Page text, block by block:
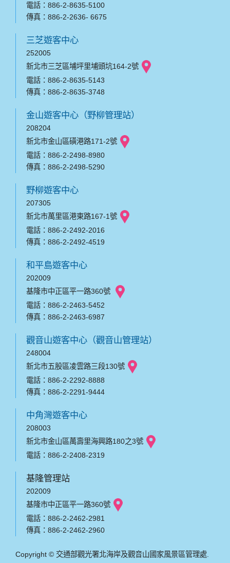
電話：886-2-8635-5100
傳真：886-2-2636- 6675
三芝遊客中心
252005
新北市三芝區埔坪里埔頭坑164-2號
電話：886-2-8635-5143
傳真：886-2-8635-3748
金山遊客中心（野柳管理站）
208204
新北市金山區磺港路171-2號
電話：886-2-2498-8980
傳真：886-2-2498-5290
野柳遊客中心
207305
新北市萬里區港東路167-1號
電話：886-2-2492-2016
傳真：886-2-2492-4519
和平島遊客中心
202009
基隆市中正區平一路360號
電話：886-2-2463-5452
傳真：886-2-2463-6987
觀音山遊客中心（觀音山管理站）
248004
新北市五股區凌雲路三段130號
電話：886-2-2292-8888
傳真：886-2-2291-9444
中角灣遊客中心
208003
新北市金山區萬壽里海興路180之3號
電話：886-2-2408-2319
基隆管理站
202009
基隆市中正區平一路360號
電話：886-2-2462-2981
傳真：886-2-2462-2960
Copyright © 交通部觀光署北海岸及觀音山國家風景區管理處.